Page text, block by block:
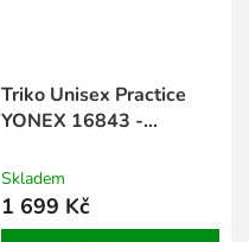
Triko Unisex Practice
YONEX 16843 -
Skladem
1 699 Kč